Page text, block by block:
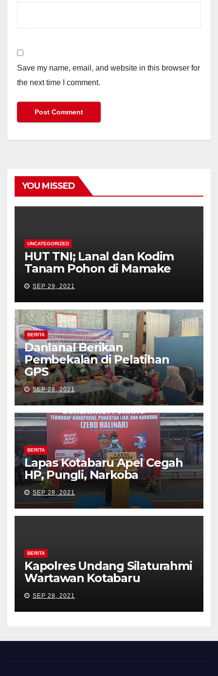
Save my name, email, and website in this browser for
the next time I comment.
YOU MISSED
UNCATEGORIZED
HUT TNI; Lanal dan Kodim
Tanam Pohon di Mamake
SEP 29, 2021
BERITA
Danlanal Berikan
Pembekalan di Pelatihan
GPS
SEP 28, 2021
BERITA
Lapas Kotabaru Apel Cegah
HP, Pungli, Narkoba
SEP 28, 2021
BERITA
Kapolres Undang Silaturahmi
Wartawan Kotabaru
SEP 28, 2021